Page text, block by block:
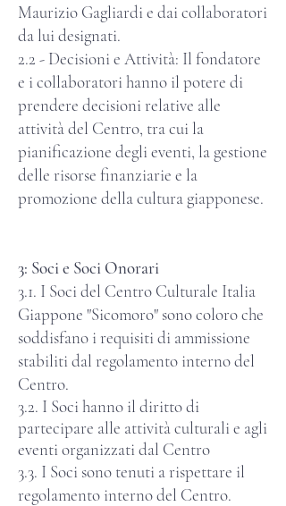
Maurizio Gagliardi e dai collaboratori
da lui designati.
2.2 - Decisioni e Attività: Il fondatore
e i collaboratori hanno il potere di
prendere decisioni relative alle
attività del Centro, tra cui la
pianificazione degli eventi, la gestione
delle risorse finanziarie e la
promozione della cultura giapponese.
3: Soci e Soci Onorari
3.1. I Soci del Centro Culturale Italia
Giappone "Sicomoro" sono coloro che
soddisfano i requisiti di ammissione
stabiliti dal regolamento interno del
Centro.
3.2. I Soci hanno il diritto di
partecipare alle attività culturali e agli
eventi organizzati dal Centro
3.3. I Soci sono tenuti a rispettare il
regolamento interno del Centro.